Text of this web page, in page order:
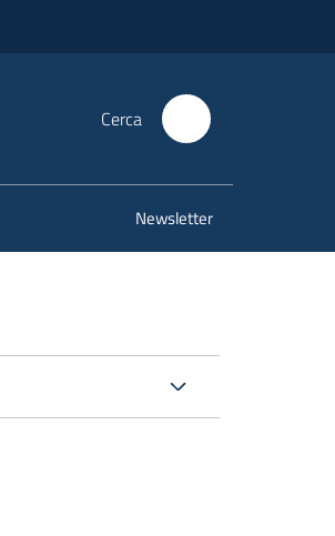
Cerca
Newsletter